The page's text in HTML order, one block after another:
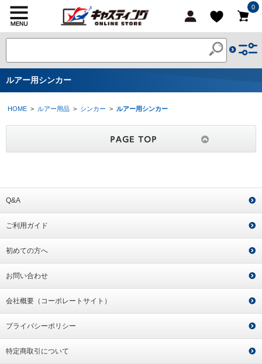
0
ルアー用シンカー
HOME > ルアー用品 > シンカー > ルアー用シンカー
Q&A
ご利用ガイド
初めての方へ
お問い合わせ
会社概要（コーポレートサイト）
プライバシーポリシー
特定商取引について